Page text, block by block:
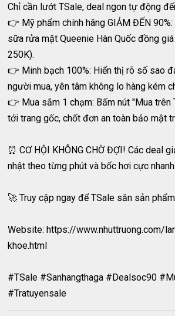
Chỉ cần lướt TSale, deal ngon tự động
👉 Mỹ phẩm chính hãng GIẢM ĐẾN
sữa rửa mặt Queenie Hàn Quốc đồng
250K).
👉 Minh bạch 100%: Hiển thị rõ số sao
người mua, yên tâm không lo hàng kém
👉 Mua sắm 1 chạm: Bấm nút "Mua trên
tới trang gốc, chốt đơn an toàn bảo mật
⏰ CƠ HỘI KHÔNG CHỜ ĐỢI! Các deal
nhật theo từng phút và bốc hơi cực nhanh.
🚀 Truy cập ngay để TSale săn sản
Website: https://www.nhuttruong.com/
khoe.html
#TSale #Sanhangthaga #Dealsoc90
#Tratuyensale